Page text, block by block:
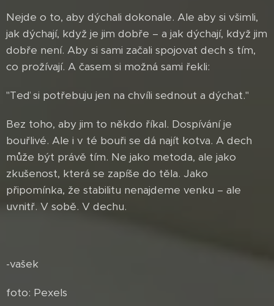
Nejde o to, aby dýchali dokonale. Ale aby si všimli,
jak dýchají, když je jim dobře – a jak dýchají, když jim
dobře není. Aby si sami začali spojovat dech s tím,
co prožívají. A časem si možná sami řekli:
"Teď si potřebuju jen na chvíli sednout a dýchat."
Bez toho, aby jim to někdo říkal. Dospívání je
bouřlivé. Ale i v té bouři se dá najít kotva. A dech
může být právě tím. Ne jako metoda, ale jako
zkušenost, která se zapíše do těla. Jako
připomínka, že stabilitu nenajdeme venku – ale
uvnitř. V sobě. V dechu.
-vašek
foto: Pexels